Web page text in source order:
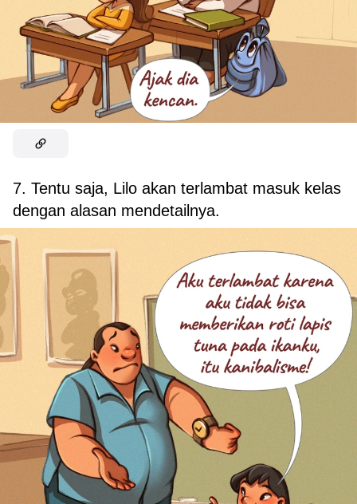
7. Tentu saja, Lilo akan terlambat masuk kelas
dengan alasan mendetailnya.